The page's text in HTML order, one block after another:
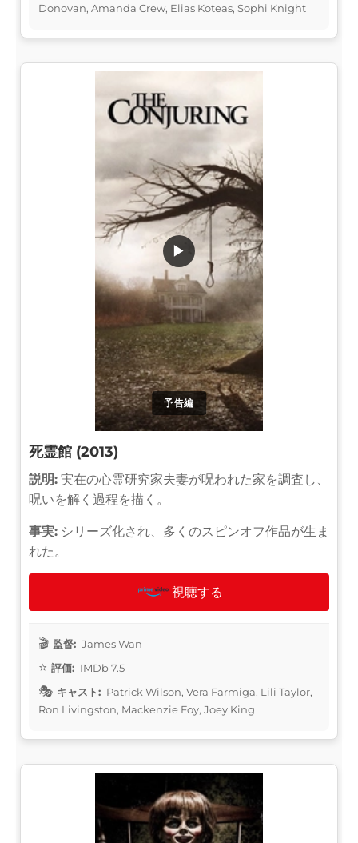
Donovan, Amanda Crew, Elias Koteas, Sophi Knight
予告編
▶
死霊館 (2013)
説明: 実在の心霊研究家夫妻が呪われた家を調査し、
呪いを解く過程を描く。
事実: シリーズ化され、多くのスピンオフ作品が生ま
れた。
視聴する
監督: James Wan
評価: IMDb 7.5
キャスト: Patrick Wilson, Vera Farmiga, Lili Taylor,
Ron Livingston, Mackenzie Foy, Joey King